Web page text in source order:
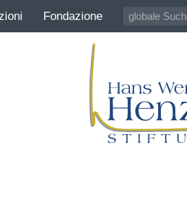
Fondazione